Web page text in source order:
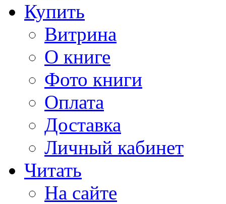
Купить
Витрина
О книге
Фото книги
Оплата
Доставка
Личный кабинет
Читать
На сайте